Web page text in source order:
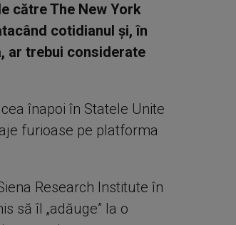
către The New York
cotidianul şi, în
ar trebui considerate
înapoi în Statele Unite
furioase pe platforma
Research Institute în
să îl „adăuge” la o